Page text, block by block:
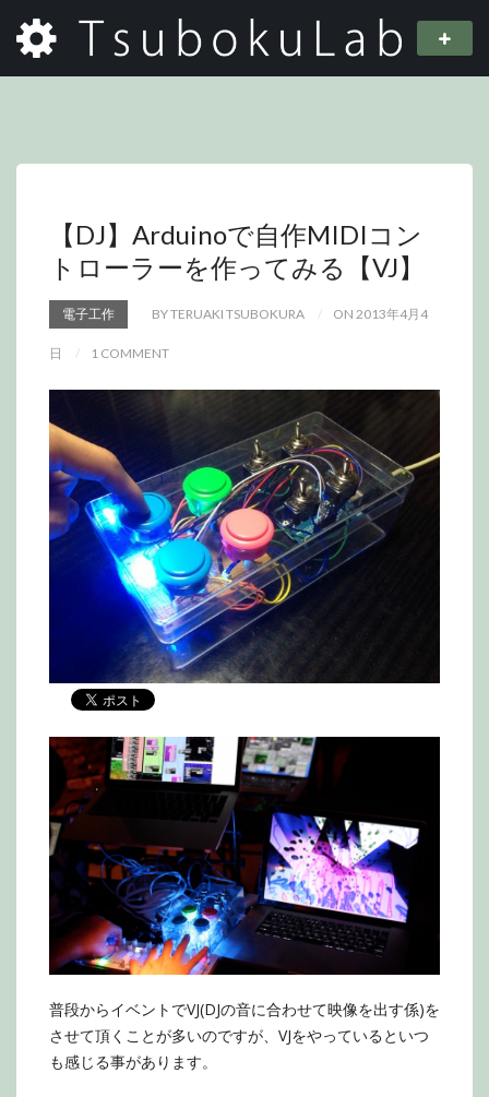
【DJ】Arduinoで自作MIDIコン
トローラーを作ってみる【VJ】
電子工作 BY TERUAKI TSUBOKURA ON 2013年4月4
日 1 COMMENT
普段からイベントでVJ(DJの音に合わせて映像を出す係)を
させて頂くことが多いのですが、VJをやっているといつ
も感じる事があります。